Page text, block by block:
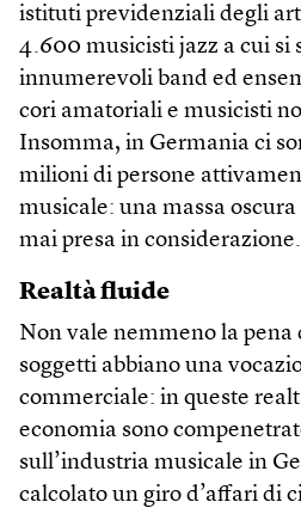
istituti previdenziali degli
4.600 musicisti jazz a cui si
innumerevoli band ed
cori amatoriali e musicisti
Insomma, in Germania ci
milioni di persone
musicale: una massa
mai presa in considerazione.
Realtà fluide
Non vale nemmeno la pena
soggetti abbiano una
commerciale: in queste
economia sono
sull’industria musicale in
calcolato un giro d’affari di